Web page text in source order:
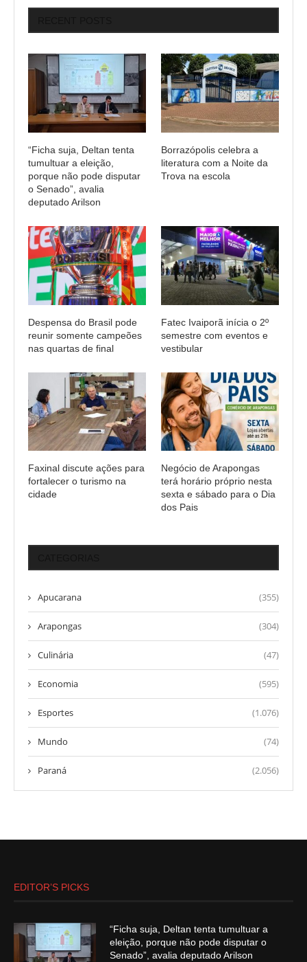
“Ficha suja, Deltan tenta
tumultuar a eleição,
porque não pode disputar
o Senado”, avalia
deputado Arilson
Borrazópolis celebra a
literatura com a Noite da
Trova na escola
Despensa do Brasil pode
reunir somente campeões
nas quartas de final
Fatec Ivaiporã inícia o 2º
semestre com eventos e
vestibular
Faxinal discute ações para
fortalecer o turismo na
cidade
Negócio de Arapongas
terá horário próprio nesta
sexta e sábado para o Dia
dos Pais
Apucarana (355)
Arapongas (304)
Culinária (47)
Economia (595)
Esportes (1.076)
Mundo (74)
Paraná (2.056)
EDITOR’S PICKS
“Ficha suja, Deltan tenta tumultuar a
eleição, porque não pode disputar o
Senado”, avalia deputado Arilson